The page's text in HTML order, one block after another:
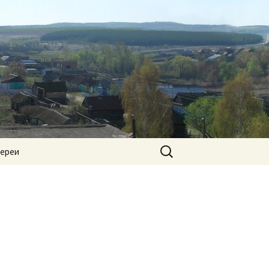
Найти: